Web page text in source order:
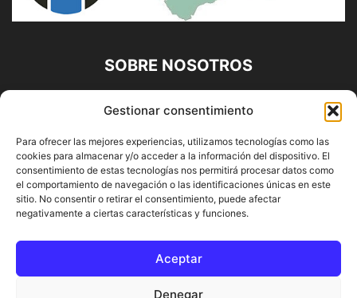
Gestionar consentimiento
Para ofrecer las mejores experiencias, utilizamos tecnologías como las
cookies para almacenar y/o acceder a la información del dispositivo. El
consentimiento de estas tecnologías nos permitirá procesar datos como
el comportamiento de navegación o las identificaciones únicas en este
sitio. No consentir o retirar el consentimiento, puede afectar
negativamente a ciertas características y funciones.
Aceptar
Denegar
SOBRE NOSOTROS
Diario Alhaurín (www.alhaurindelatorre.com) Propiedad de
Francisco E. López López | 639 95 71 95 | Noticias de
Alhaurín de la Torre, Málaga y Provincia|
Contáctanos:info@alhaurindelatorre.com
SÍGUENOS